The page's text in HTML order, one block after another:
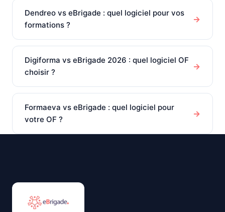
Dendreo vs eBrigade : quel logiciel pour vos
formations ?
→
Digiforma vs eBrigade 2026 : quel logiciel OF
choisir ?
→
Formaeva vs eBrigade : quel logiciel pour
votre OF ?
→